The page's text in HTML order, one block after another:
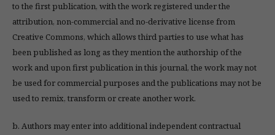
to the first publication, with the work registered under the
attribution, non-commercial and no-derivative license from
Creative Commons, which allows third parties to use what has
been published as long as they mention the authorship of the
work and upon first publication in this journal, the work may not
be used for commercial purposes and the publications may not be
used to remix, transform or create another work.
b. Authors may enter into additional independent contractual